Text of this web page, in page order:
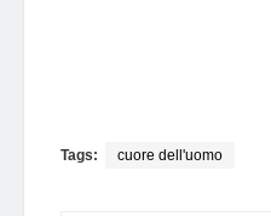
Tags: cuore dell'uomo